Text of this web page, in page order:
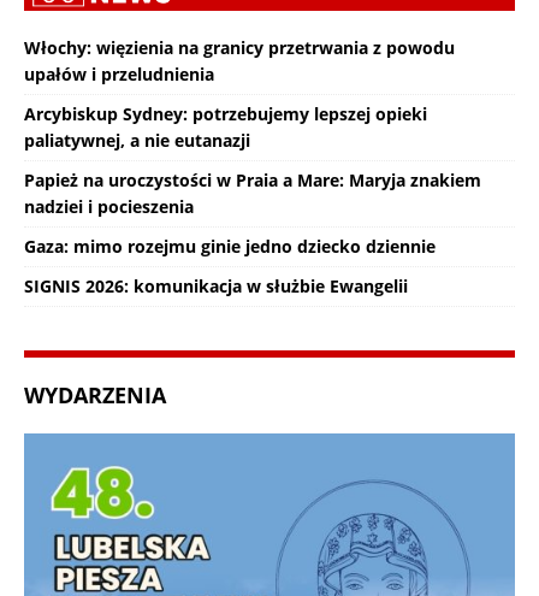
Włochy: więzienia na granicy przetrwania z powodu
upałów i przeludnienia
Arcybiskup Sydney: potrzebujemy lepszej opieki
paliatywnej, a nie eutanazji
Papież na uroczystości w Praia a Mare: Maryja znakiem
nadziei i pocieszenia
Gaza: mimo rozejmu ginie jedno dziecko dziennie
SIGNIS 2026: komunikacja w służbie Ewangelii
WYDARZENIA